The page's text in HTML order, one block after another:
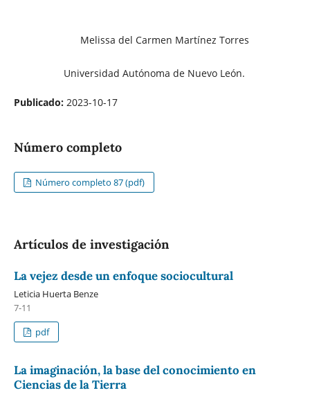
Melissa del Carmen Martínez Torres
Universidad Autónoma de Nuevo León.
Publicado: 2023-10-17
Número completo
Número completo 87 (pdf)
Artículos de investigación
La vejez desde un enfoque sociocultural
Leticia Huerta Benze
7-11
pdf
La imaginación, la base del conocimiento en
Ciencias de la Tierra